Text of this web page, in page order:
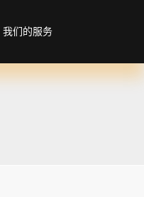
我们的服务